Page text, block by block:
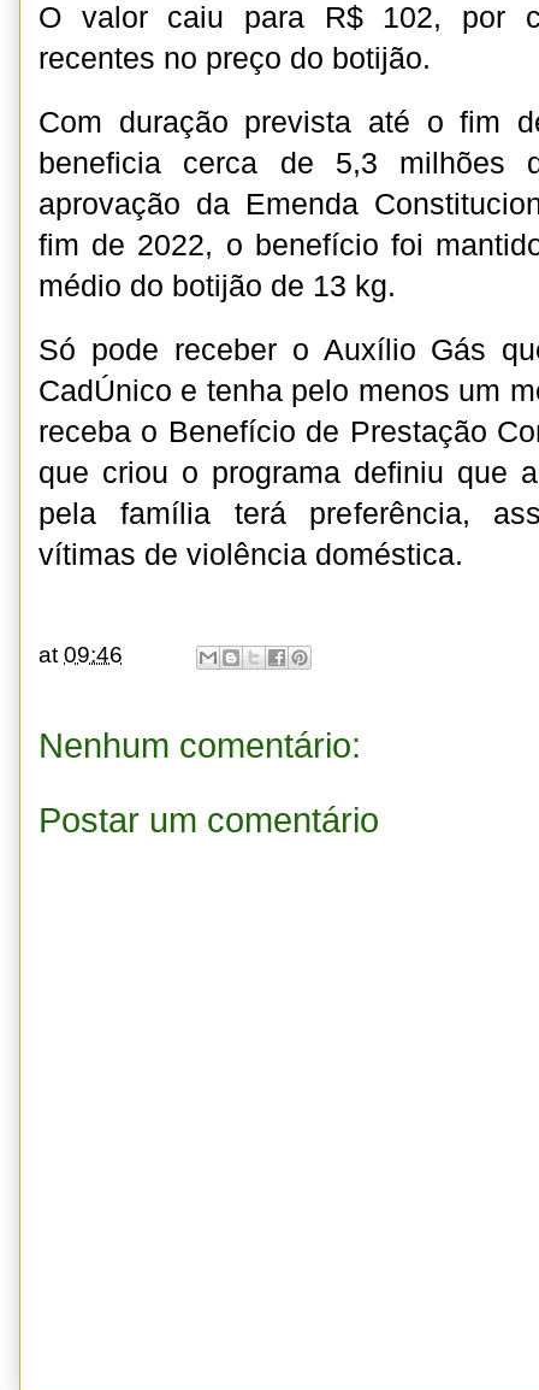
O valor caiu para R$ 102, por
recentes no preço do botijão.
Com duração prevista até o fim
beneficia cerca de 5,3 milhões
aprovação da Emenda
fim de 2022, o benefício foi
médio do botijão de 13 kg.
Só pode receber o Auxílio Gás
CadÚnico e tenha pelo menos um
receba o Benefício de Prestação
que criou o programa definiu que
pela família terá preferência,
vítimas de violência doméstica.
at09:46
Nenhum comentário:
Postar um comentário